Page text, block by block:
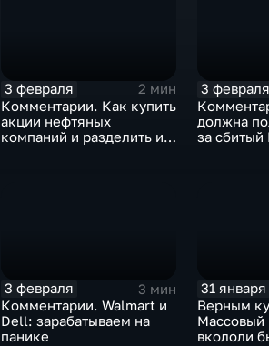
3 февраля
2 мин
Комментарии. Как купить
акции нефтяных
компаний и разделить их
3 февраля
должна
за сбитый
3 февраля
3 мин
Комментарии. Walmart и
Dell: зарабатываем на
панике
31 января
Верным
Массовый
вкололи